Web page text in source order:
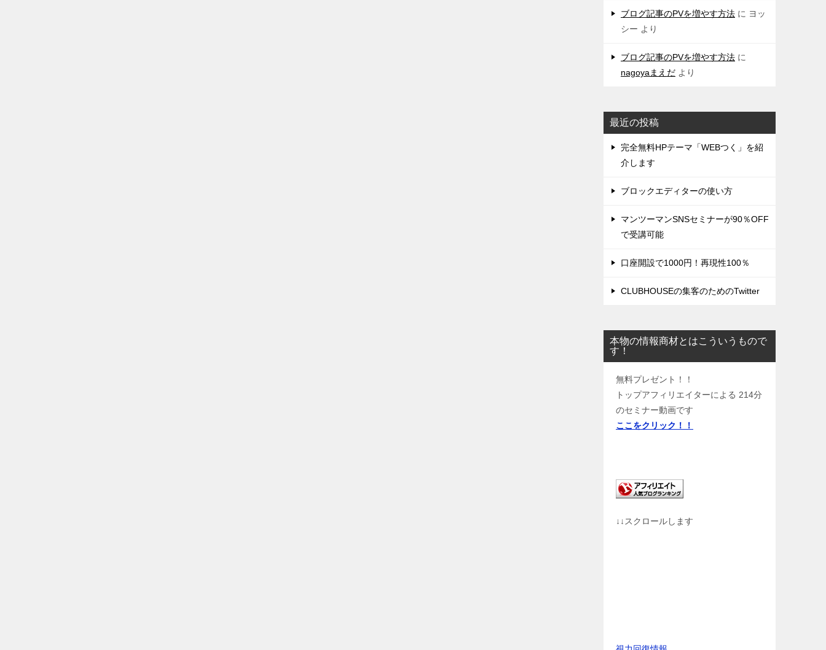
ブログ記事のPVを増やす方法 に ヨッ
シー より
ブログ記事のPVを増やす方法 に
nagoyaまえだ より
最近の投稿
完全無料HPテーマ「WEBつく」を紹
介します
ブロックエディターの使い方
マンツーマンSNSセミナーが90％OFF
で受講可能
口座開設で1000円！再現性100％
CLUBHOUSEの集客のためのTwitter
本物の情報商材とはこういうもので
す！
無料プレゼント！！
トップアフィリエイターによる 214分
のセミナー動画です
ここをクリック！！
↓↓スクロールします